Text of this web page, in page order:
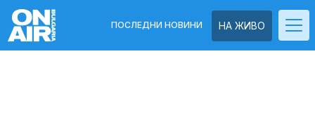
НА ЖИВО
ПОСЛЕДНИ НОВИНИ